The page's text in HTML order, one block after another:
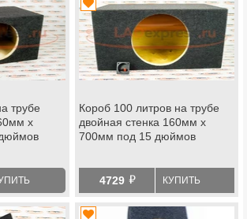
трубе
х
Короб 100 литров на трубе
двойная стенка 160мм х
700мм под 15 дюймов
4729 й КУПИТЬ